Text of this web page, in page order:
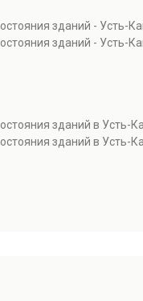
зданий - Усть-
зданий - Усть-
зданий в Усть-
зданий в Усть-